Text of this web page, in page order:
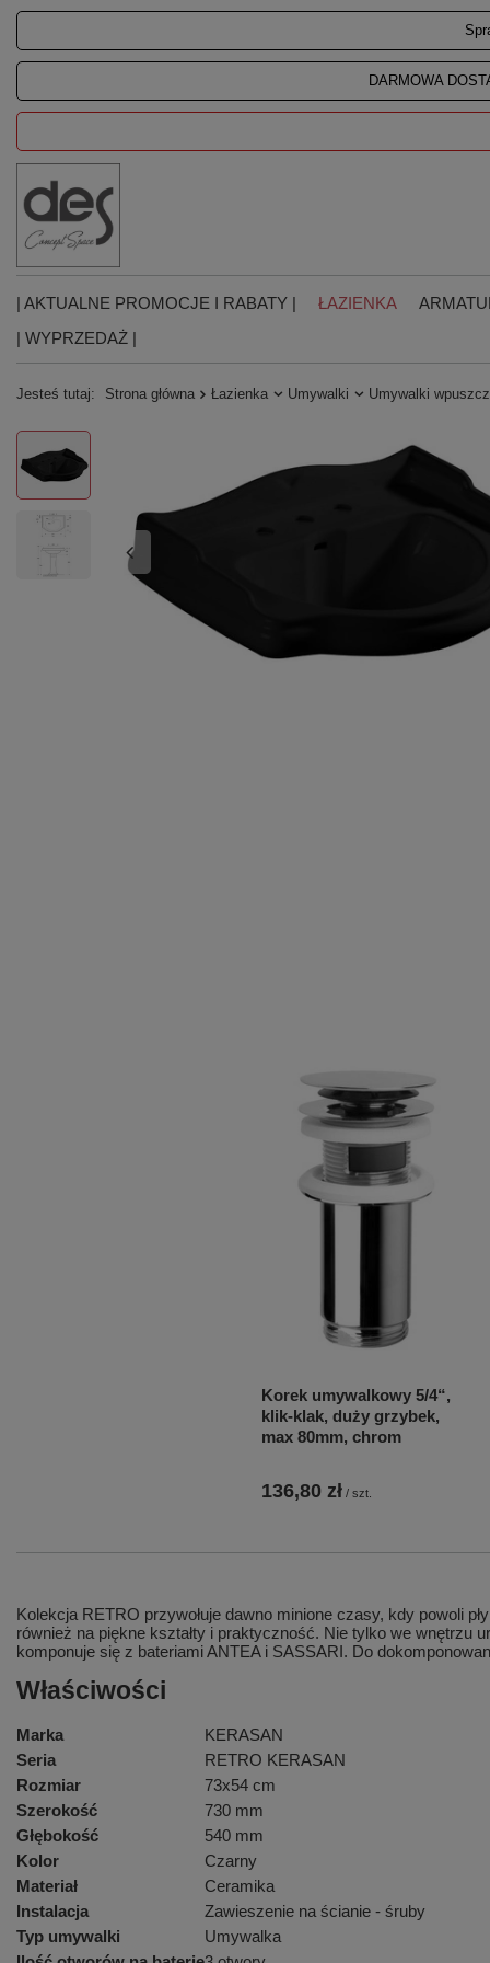
DARMOWA
| AKTUALNE PROMOCJE I RABATY | ŁAZIENKA
| WYPRZEDAŻ |
Jesteś tutaj: Strona główna Łazienka Umywalki Umywalki
Korek umywalkowy 5/4“,
klik-klak, duży grzybek,
max 80mm, chrom
136,80 zł / szt.
Kolekcja RETRO przywołuje dawno minione czasy, kdy powoli
również na piękne kształty i praktyczność. Nie tylko we wnętrzu
komponuje się z bateriami ANTEA i SASSARI. Do
Właściwości
Marka
KERASAN
Seria
RETRO KERASAN
Rozmiar
73x54 cm
Szerokość
730 mm
Głębokość
540 mm
Kolor
Czarny
Materiał
Ceramika
Instalacja
Zawieszenie na ścianie - śruby
Typ umywalki
Umywalka